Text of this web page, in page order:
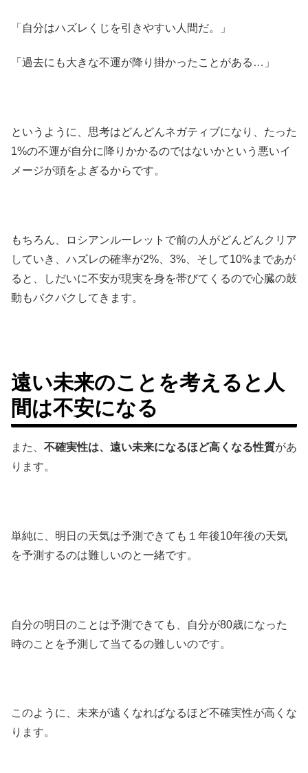
「自分はハズレくじを引きやすい人間だ。」
「過去にも大きな不運が降り掛かったことがある…」
というように、思考はどんどんネガティブになり、たった
1%の不運が自分に降りかかるのではないかという悪いイ
メージが頭をよぎるからです。
もちろん、ロシアンルーレットで前の人がどんどんクリア
していき、ハズレの確率が2%、3%、そして10%まであが
ると、しだいに不安が現実を身を帯びてくるので心臓の鼓
動もバクバクしてきます。
遠い未来のことを考えると人
間は不安になる
また、 不確実性は、遠い未来になるほど高くなる性質があ
ります。
単純に、明日の天気は予測できても１年後10年後の天気
を予測するのは難しいのと一緒です。
自分の明日のことは予測できても、自分が80歳になった
時のことを予測して当てるの難しいのです。
このように、未来が遠くなればなるほど不確実性が高くな
ります。